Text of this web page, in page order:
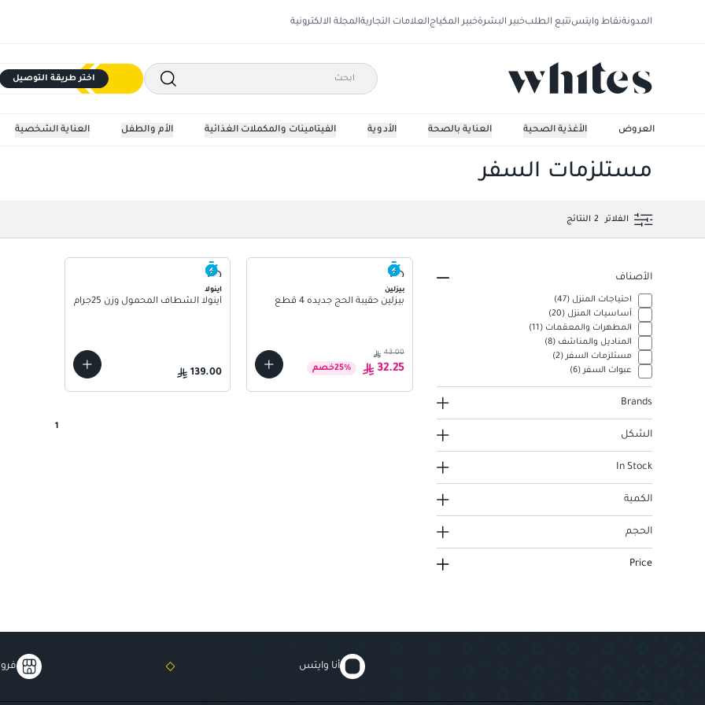
المدونةنقاط وايتستتبع الطلبخبير البشرةخبير المكياجالعلامات التجاريةالمجلة الالكترونية
اختر طريقة التوصيل
العناية الشخصية الأم والطفل الفيتامينات والمكملات الغذائية الأدوية العناية بالصحة الأغذية الصحية العروض
مستلزمات السفر
الفلاتر 2 النتائج
الأصناف
احتياجات المنزل (
47
)
أساسيات المنزل (
20
)
المطهرات والمعقمات (
11
)
المناديل والمناشف (
8
)
مستلزمات السفر (
2
)
عبوات السفر (
6
)
Brands
الشكل
In Stock
الكمية
الحجم
Price
بيزلين
بيزلين حقيبة الحج جديده 4 قطع
43.00
32.25
25% خصم
اينولا
أينولا الشطاف المحمول وزن 25جرام
139.00
1
أنا وايتس